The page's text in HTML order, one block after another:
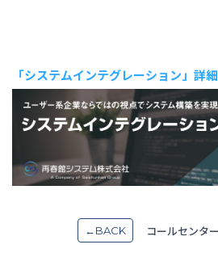
「システムインテグレーション」詳
←BACK コールセンター